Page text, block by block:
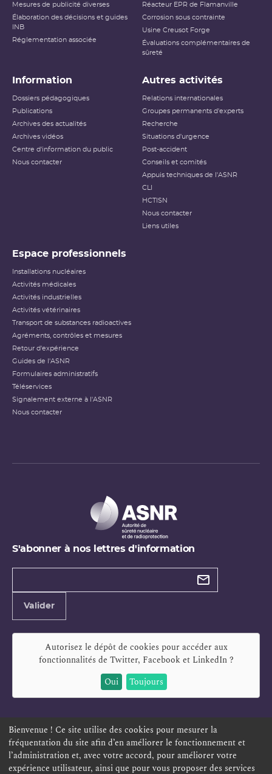
Mesures de publicité diverses
Élaboration des décisions et guides
INB
Réglementation associée
Réacteur EPR de Flamanville
Corrosion sous contrainte
Usine Creusot Forge
Évaluations complémentaires de
sûreté
Information
Dossiers pédagogiques
Publications
Archives des actualités
Archives vidéos
Centre d'information du public
Nous contacter
Autres activités
Relations internationales
Groupes permanents d'experts
Recherche
Situations d'urgence
Post-accident
Conseils et comités
Appuis techniques de l'ASNR
CLI
HCTISN
Nous contacter
Liens utiles
Espace professionnels
Installations nucléaires
Activités médicales
Activités industrielles
Activités vétérinaires
Transport de substances radioactives
Agréments, contrôles et mesures
Retour d'expérience
Guides de l'ASNR
Formulaires administratifs
Téléservices
Signalement externe à l'ASNR
Nous contacter
S'abonner à nos lettres d'information
Types de
Valider
Autorisez le dépôt de cookies pour accéder aux
fonctionnalités de Twitter, Facebook et LinkedIn?
Oui
Toujours
ESPACE PERSONNEL OFFRES D'EMPLOI SIGNALEMENT
TÉLÉSERVICES PLAN DU SITE
Bienvenue ! Ce site utilise des cookies pour mesurer la
fréquentation du site afin d’en améliorer le fonctionnement et
l’administration et, avec votre accord, pour améliorer votre
expérience utilisateur, ainsi que pour vous proposer des services